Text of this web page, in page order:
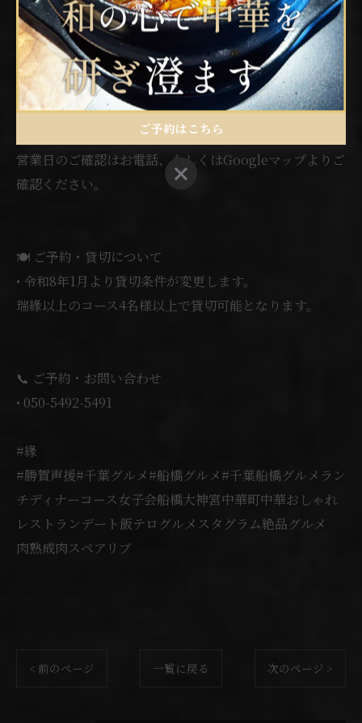
15日/17日/24日
⚠️スケジュールが変更する場合がございます。
Instagramにて随時更新致しますが
営業日のご確認はお電話、もしくはGoogleマップよりご
確認ください。
🍽️ ご予約・貸切について
• 令和8年1月より貸切条件が変更します。
瑞緣以上のコース4名様以上で貸切可能となります。
📞 ご予約・お問い合わせ
• 050-5492-5491
#緣
#勝賀声援#千葉グルメ#船橋グルメ#千葉船橋グルメラン
チディナーコース女子会船橋大神宮中華町中華おしゃれ
レストランデート飯テログルメスタグラム絶品グルメ
肉熟成肉スペアリブ
< 前のページ 一覧に戻る 次のページ >
ご予約はこちら
ご予約はこちら